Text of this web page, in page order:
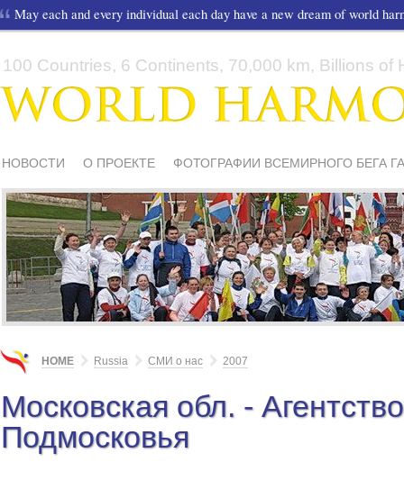
May each and every individual each day have a new dream of world
100 Countries, 6 Continents, 70,000 km, Billions of
НОВОСТИ О ПРОЕКТЕ
ФОТОГРАФИИ ВСЕМИРНОГО БЕГА
СМИ О НАС
ШКОЛЫ И ДЕТИ МАТЕРИАЛЫ ПИСЬМА
HOME Russia СМИ о нас 2007
Московская обл. -
Подмосковья